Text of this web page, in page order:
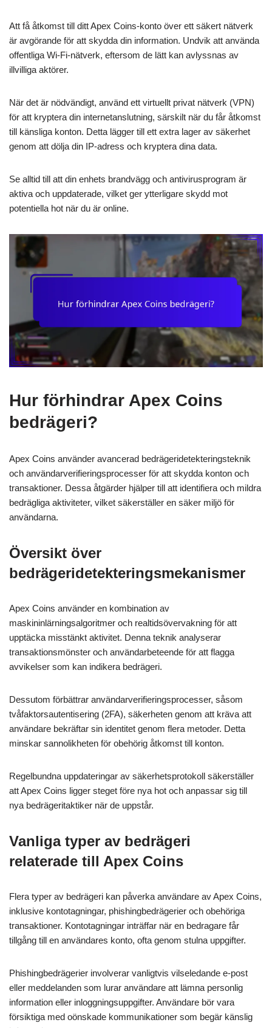
Att få åtkomst till ditt Apex Coins-konto över ett säkert nätverk
är avgörande för att skydda din information. Undvik att använda
offentliga Wi-Fi-nätverk, eftersom de lätt kan avlyssnas av
illvilliga aktörer.
När det är nödvändigt, använd ett virtuellt privat nätverk (VPN)
för att kryptera din internetanslutning, särskilt när du får åtkomst
till känsliga konton. Detta lägger till ett extra lager av säkerhet
genom att dölja din IP-adress och kryptera dina data.
Se alltid till att din enhets brandvägg och antivirusprogram är
aktiva och uppdaterade, vilket ger ytterligare skydd mot
potentiella hot när du är online.
Hur förhindrar Apex Coins
bedrägeri?
Apex Coins använder avancerad bedrägeridetekteringsteknik
och användarverifieringsprocesser för att skydda konton och
transaktioner. Dessa åtgärder hjälper till att identifiera och mildra
bedrägliga aktiviteter, vilket säkerställer en säker miljö för
användarna.
Översikt över
bedrägeridetekteringsmekanismer
Apex Coins använder en kombination av
maskininlärningsalgoritmer och realtidsövervakning för att
upptäcka misstänkt aktivitet. Denna teknik analyserar
transaktionsmönster och användarbeteende för att flagga
avvikelser som kan indikera bedrägeri.
Dessutom förbättrar användarverifieringsprocesser, såsom
tvåfaktorsautentisering (2FA), säkerheten genom att kräva att
användare bekräftar sin identitet genom flera metoder. Detta
minskar sannolikheten för obehörig åtkomst till konton.
Regelbundna uppdateringar av säkerhetsprotokoll säkerställer
att Apex Coins ligger steget före nya hot och anpassar sig till
nya bedrägeritaktiker när de uppstår.
Vanliga typer av bedrägeri
relaterade till Apex Coins
Flera typer av bedrägeri kan påverka användare av Apex Coins,
inklusive kontotagningar, phishingbedrägerier och obehöriga
transaktioner. Kontotagningar inträffar när en bedragare får
tillgång till en användares konto, ofta genom stulna uppgifter.
Phishingbedrägerier involverar vanligtvis vilseledande e-post
eller meddelanden som lurar användare att lämna personlig
information eller inloggningsuppgifter. Användare bör vara
försiktiga med oönskade kommunikationer som begär känslig